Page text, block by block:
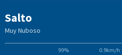
Salto
Muy Nuboso
99% 0.9km/h